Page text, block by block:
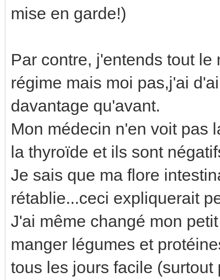
mise en garde!)
Par contre, j'entends tout
régime mais moi pas,j'ai
davantage qu'avant.
Mon médecin n'en voit pas
la thyroïde et ils sont
Je sais que ma flore
rétablie...ceci expliquerait
J'ai même changé mon
manger légumes et
tous les jours facile